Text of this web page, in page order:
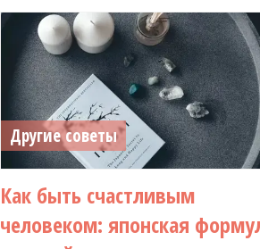
Другие советы
Как быть счастливым
человеком: японская